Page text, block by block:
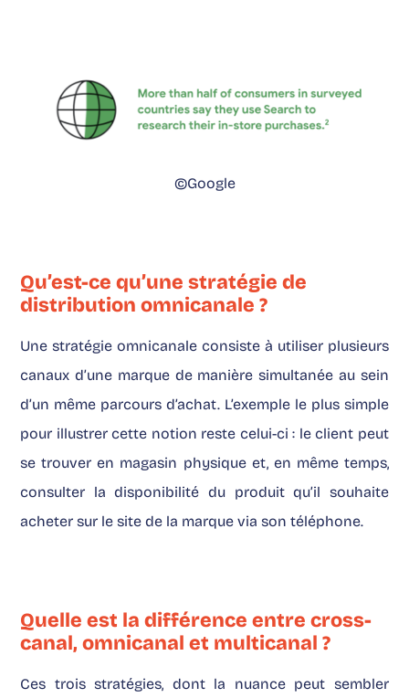
©Google
Qu’est-ce qu’une stratégie de
distribution omnicanale ?
Une stratégie omnicanale consiste à utiliser plusieurs
canaux d’une marque de manière simultanée au sein
d’un même parcours d’achat. L’exemple le plus simple
pour illustrer cette notion reste celui-ci : le client peut
se trouver en magasin physique et, en même temps,
consulter la disponibilité du produit qu’il souhaite
acheter sur le site de la marque via son téléphone.
Quelle est la différence entre cross-
canal, omnicanal et multicanal ?
Ces trois stratégies, dont la nuance peut sembler